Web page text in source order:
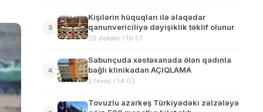
3
Kişilərin hüquqları ilə əlaqədar
qanunvericiliyə dəyişiklik təklif olunur
29 dekabr / 16:57
4
Sabunçuda xəstəxanada ölən qadınla
bağlı klinikadan AÇIQLAMA
2 fevral / 14:03
Tovuzlu azarkeş Türkiyədəki zəlzələyə